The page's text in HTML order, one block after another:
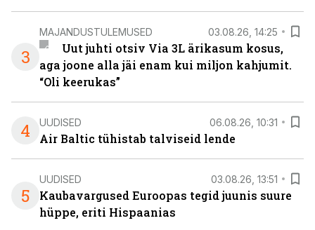
3
MAJANDUSTULEMUSED 03.08.26, 14:25
Uut juhti otsiv Via 3L ärikasum kosus,
aga joone alla jäi enam kui miljon kahjumit.
“Oli keerukas”
4 UUDISED 06.08.26, 10:31
Air Baltic tühistab talviseid lende
5
UUDISED 03.08.26, 13:51
Kaubavargused Euroopas tegid juunis suure
hüppe, eriti Hispaanias